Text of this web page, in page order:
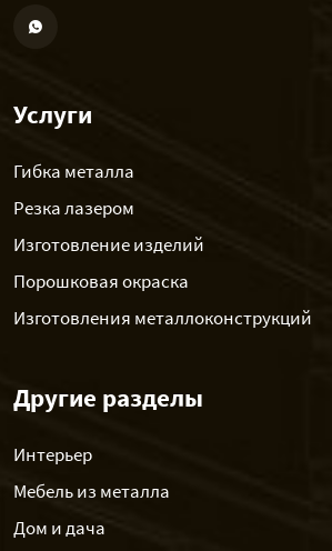
Услуги
Гибка металла
Резка лазером
Изготовление изделий
Порошковая окраска
Изготовления металлоконструкций
Другие разделы
Интерьер
Мебель из металла
Дом и дача